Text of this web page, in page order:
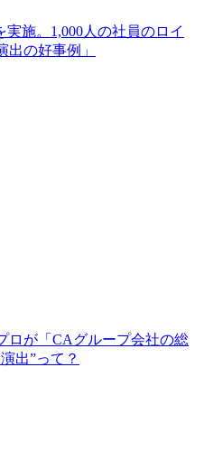
施。1,000人の社員のロイ
の好事例」
ロが「CAグループ会社の総
出”って？